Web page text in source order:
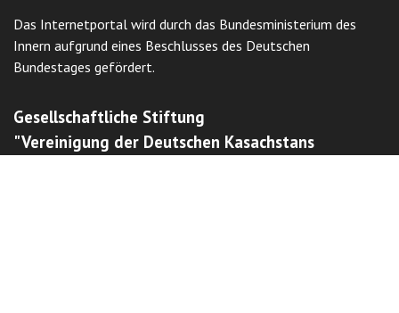
Das Internetportal wird durch das Bundesministerium des
Innern aufgrund eines Beschlusses des Deutschen
Bundestages gefördert.
Gesellschaftliche Stiftung
"Vereinigung der Deutschen Kasachstans